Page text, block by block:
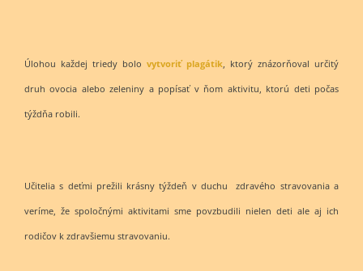
Úlohou každej triedy bolo vytvoriť plagátik, ktorý znázorňoval určitý
druh ovocia alebo zeleniny a popísať v ňom aktivitu, ktorú deti počas
týždňa robili.
Učitelia s deťmi prežili krásny týždeň v duchu zdravého stravovania a
veríme, že spoločnými aktivitami sme povzbudili nielen deti ale aj ich
rodičov k zdravšiemu stravovaniu.